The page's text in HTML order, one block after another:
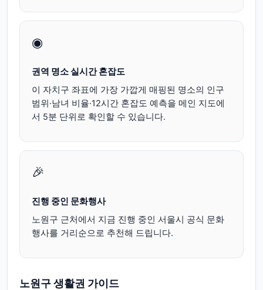
◉
권역 명소 실시간 혼잡도
이 자치구 좌표에 가장 가깝게 매핑된 명소의 인구
범위·남녀 비율·12시간 혼잡도 예측을 메인 지도에
서 5분 단위로 확인할 수 있습니다.
🎉
진행 중인 문화행사
노원구 근처에서 지금 진행 중인 서울시 공식 문화
행사를 거리순으로 추천해 드립니다.
노원구생활권 가이드